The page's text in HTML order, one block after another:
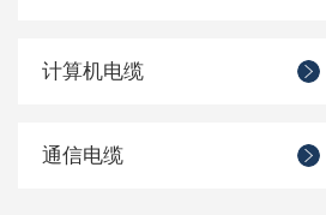
计算机电缆
通信电缆